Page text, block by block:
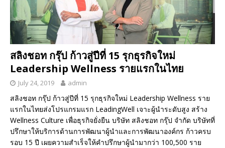
สลิงชอท กรุ๊ป ก้าวสู่ปีที่ 15 รุกธุรกิจใหม่
Leadership Wellness รายแรกในไทย
July 24, 2019 admin
สลิงชอท กรุ๊ป ก้าวสู่ปีที่ 15 รุกธุรกิจใหม่ Leadership Wellness ราย
แรกในไทยส่งโปรแกรมแรก LeadingWell เจาะผู้นำระดับสูง สร้าง
Wellness Culture เพื่อธุรกิจยั่งยืน บริษัท สลิงชอท กรุ๊ป จำกัด บริษัทที่
ปรึกษาให้บริการด้านการพัฒนาผู้นำและการพัฒนาองค์กร ก้าวครบ
รอบ 15 ปี เผยความสำเร็จให้คำปรึกษาผู้นำมากว่า 100,500 ราย